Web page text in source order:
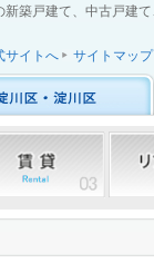
築戸建て、中古戸建
サイトへ サイトマップ